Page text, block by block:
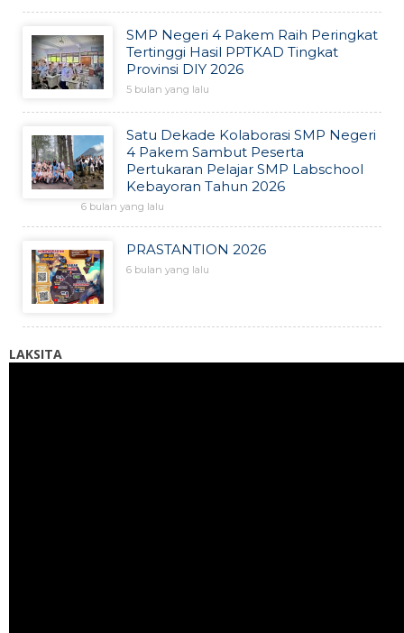
SMP Negeri 4 Pakem Raih Peringkat
Tertinggi Hasil PPTKAD Tingkat
Provinsi DIY 2026
5 bulan yang lalu
Satu Dekade Kolaborasi SMP Negeri
4 Pakem Sambut Peserta
Pertukaran Pelajar SMP Labschool
Kebayoran Tahun 2026
6 bulan yang lalu
PRASTANTION 2026
6 bulan yang lalu
LAKSITA